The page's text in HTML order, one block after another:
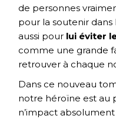
de personnes
pour la soutenir dans
aussi pour lui éviter
comme une grande
retrouver à chaque
Dans ce nouveau
notre héroïne est au
n’impact absolument